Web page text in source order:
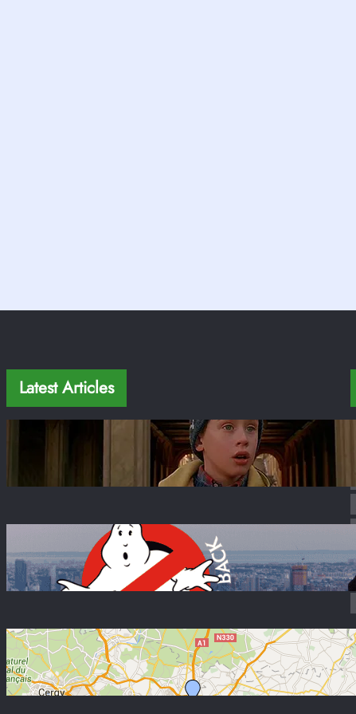
Latest Articles
Mi Pobre Angelito en Nueva York: 12
Locaciones Reales + Mapa 2026
Ene 22, 2026
Películas en Nueva York: 20+ Locaciones
Famosas + Mapa 2026
Sep 10, 2022
Como llegar del Aeropuerto de París al Centro
Sep 8, 2022